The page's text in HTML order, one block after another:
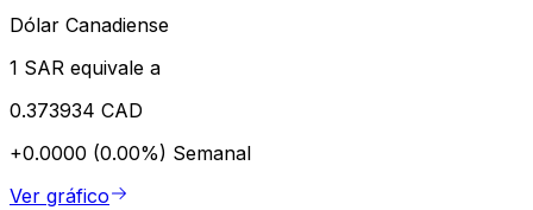
Dólar Canadiense
1 SAR equivale a
0.373934 CAD
+0.0000 (0.00%) Semanal
Ver gráfico